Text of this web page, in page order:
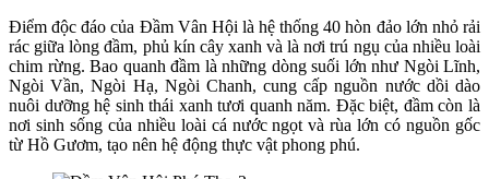
Điểm độc đáo của Đầm Vân Hội là hệ thống 40 hòn đảo lớn nhỏ rải
rác giữa lòng đầm, phủ kín cây xanh và là nơi trú ngụ của nhiều loài
chim rừng. Bao quanh đầm là những dòng suối lớn như Ngòi Lĩnh,
Ngòi Vần, Ngòi Hạ, Ngòi Chanh, cung cấp nguồn nước dồi dào
nuôi dưỡng hệ sinh thái xanh tươi quanh năm. Đặc biệt, đầm còn là
nơi sinh sống của nhiều loài cá nước ngọt và rùa lớn có nguồn gốc
từ Hồ Gươm, tạo nên hệ động thực vật phong phú.